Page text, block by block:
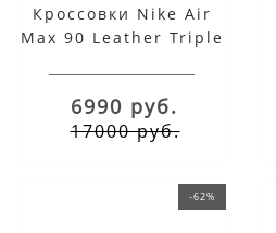
Кроссовки Nike Air
Max 90 Leather Triple
6990 руб.
17000 руб.
-62%